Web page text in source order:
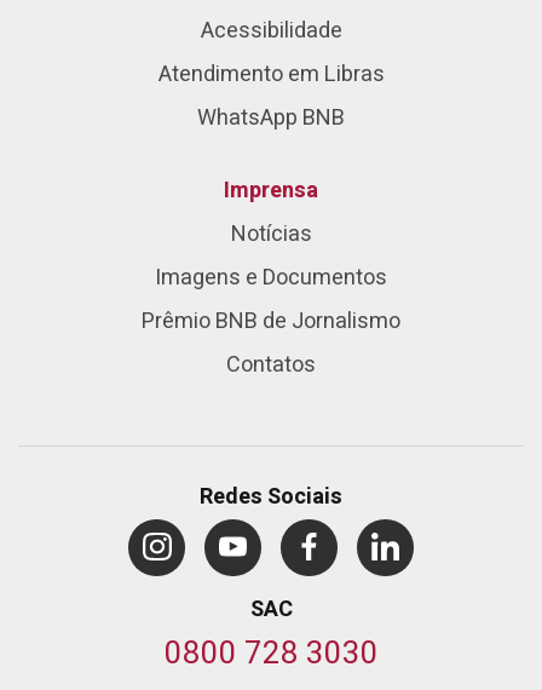
Acessibilidade
Atendimento em Libras
WhatsApp BNB
Imprensa
Notícias
Imagens e Documentos
Prêmio BNB de Jornalismo
Contatos
Redes Sociais
SAC
0800 728 3030